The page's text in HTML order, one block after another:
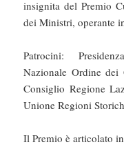
insignita del Premio
dei Ministri, operante
Patrocini:
Nazionale Ordine
Consiglio Regione
Unione Regioni
Il Premio è articolato